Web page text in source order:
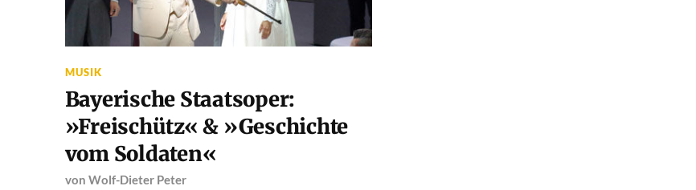
MUSIK
Bayerische Staatsoper:
»Freischütz« & »Geschichte
vom Soldaten«
von Wolf-Dieter Peter